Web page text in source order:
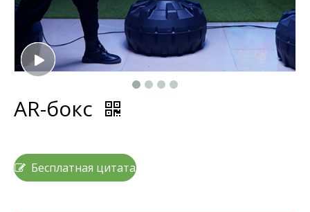
AR-бокс
Бесплатная цитата